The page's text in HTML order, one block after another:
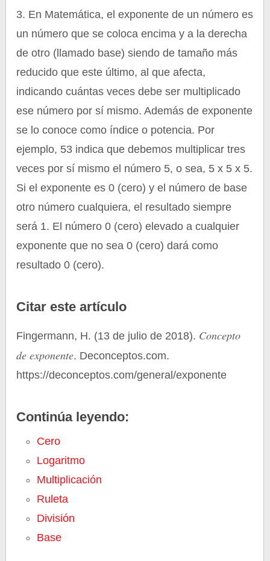
3. En Matemática, el exponente de un número es
un número que se coloca encima y a la derecha
de otro (llamado base) siendo de tamaño más
reducido que este último, al que afecta,
indicando cuántas veces debe ser multiplicado
ese número por sí mismo. Además de exponente
se lo conoce como índice o potencia. Por
ejemplo, 53 indica que debemos multiplicar tres
veces por sí mismo el número 5, o sea, 5 x 5 x 5.
Si el exponente es 0 (cero) y el número de base
otro número cualquiera, el resultado siempre
será 1. El número 0 (cero) elevado a cualquier
exponente que no sea 0 (cero) dará como
resultado 0 (cero).
Citar este artículo
Fingermann, H. (13 de julio de 2018). Concepto
de exponente. Deconceptos.com.
https://deconceptos.com/general/exponente
Continúa leyendo:
Cero
Logaritmo
Multiplicación
Ruleta
División
Base